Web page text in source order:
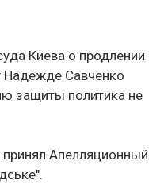
Киева о продлении
Надежде Савченко
защиты политика не
Апелляционный